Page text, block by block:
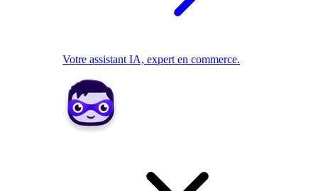
Votre assistant IA, expert en commerce.